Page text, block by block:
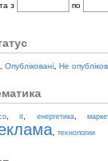
з по
Опубліковані Не
,it енергетика,
технологии